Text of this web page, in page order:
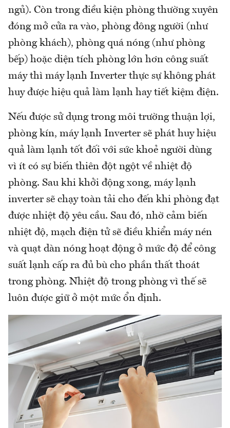
ngủ). Còn trong điều kiện phòng thường xuyên
đóng mở cửa ra vào, phòng đông người (như
phòng khách), phòng quá nóng (như phòng
bếp) hoặc diện tích phòng lớn hơn công suất
máy thì máy lạnh Inverter thực sự không phát
huy được hiệu quả làm lạnh hay tiết kiệm điện.
Nếu được sử dụng trong môi trường thuận lợi,
phòng kín, máy lạnh Inverter sẽ phát huy hiệu
quả làm lạnh tốt đối với sức khoẻ người dùng
vì ít có sự biến thiên đột ngột về nhiệt độ
phòng. Sau khi khởi động xong, máy lạnh
inverter sẽ chạy toàn tải cho đến khi phòng đạt
được nhiệt độ yêu cầu. Sau đó, nhờ cảm biến
nhiệt độ, mạch điện tử sẽ điều khiển máy nén
và quạt dàn nóng hoạt động ở mức độ để công
suất lạnh cấp ra đủ bù cho phần thất thoát
trong phòng. Nhiệt độ trong phòng vì thế sẽ
luôn được giữ ở một mức ổn định.